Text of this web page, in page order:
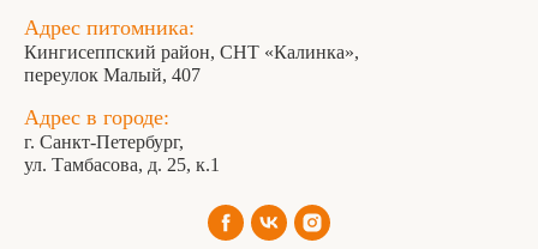
Адрес питомника:
Кингисеппский район, СНТ «Калинка»,
переулок Малый, 407
Адрес в городе:
г. Санкт-Петербург,
ул. Тамбасова, д. 25, к.1